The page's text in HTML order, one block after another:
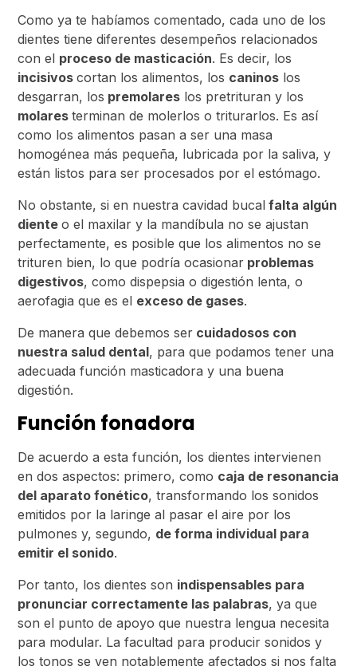
Como ya te habíamos comentado, cada uno de los
dientes tiene diferentes desempeños relacionados
con el proceso de masticación. Es decir, los
incisivoscortan los alimentos, los caninos los
desgarran, los premolares los pretrituran y los
molaresterminan de molerlos o triturarlos. Es así
como los alimentos pasan a ser una masa
homogénea más pequeña, lubricada por la saliva, y
están listos para ser procesados por el estómago.
No obstante, si en nuestra cavidad bucal falta algún
dienteo el maxilar y la mandíbula no se ajustan
perfectamente, es posible que los alimentos no se
trituren bien, lo que podría ocasionar problemas
digestivos, como dispepsia o digestión lenta, o
aerofagia que es el exceso de gases.
De manera que debemos ser cuidadosos con
nuestra salud dental, para que podamos tener una
adecuada función masticadora y una buena
digestión.
Función fonadora
De acuerdo a esta función, los dientes intervienen
en dos aspectos: primero, como caja de resonancia
del aparato fonético, transformando los sonidos
emitidos por la laringe al pasar el aire por los
pulmones y, segundo, de forma individual para
emitir el sonido.
Por tanto, los dientes son indispensables para
pronunciar correctamente las palabras, ya que
son el punto de apoyo que nuestra lengua necesita
para modular. La facultad para producir sonidos y
los tonos se ven notablemente afectados si nos falta